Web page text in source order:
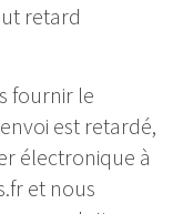
retard
fournir le
est retardé,
électronique à
et nous